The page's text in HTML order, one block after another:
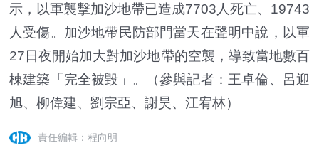
示，以軍襲擊加沙地帶已造成7703人死亡、19743
人受傷。加沙地帶民防部門當天在聲明中說，以軍
27日夜開始加大對加沙地帶的空襲，導致當地數百
棟建築「完全被毀」。（參與記者：王卓倫、呂迎
旭、柳偉建、劉宗亞、謝昊、江宥林）
責任編輯：程向明